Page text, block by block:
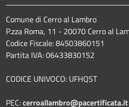
Comune di Cerro al Lambro
P.zza Roma, 11 - 20070 Cerro al
Codice Fiscale: 84503860151
Partita IVA: 06433830152
CODICE UNIVOCO: UFHQST
PEC:cerroallambro@pacertificata.it